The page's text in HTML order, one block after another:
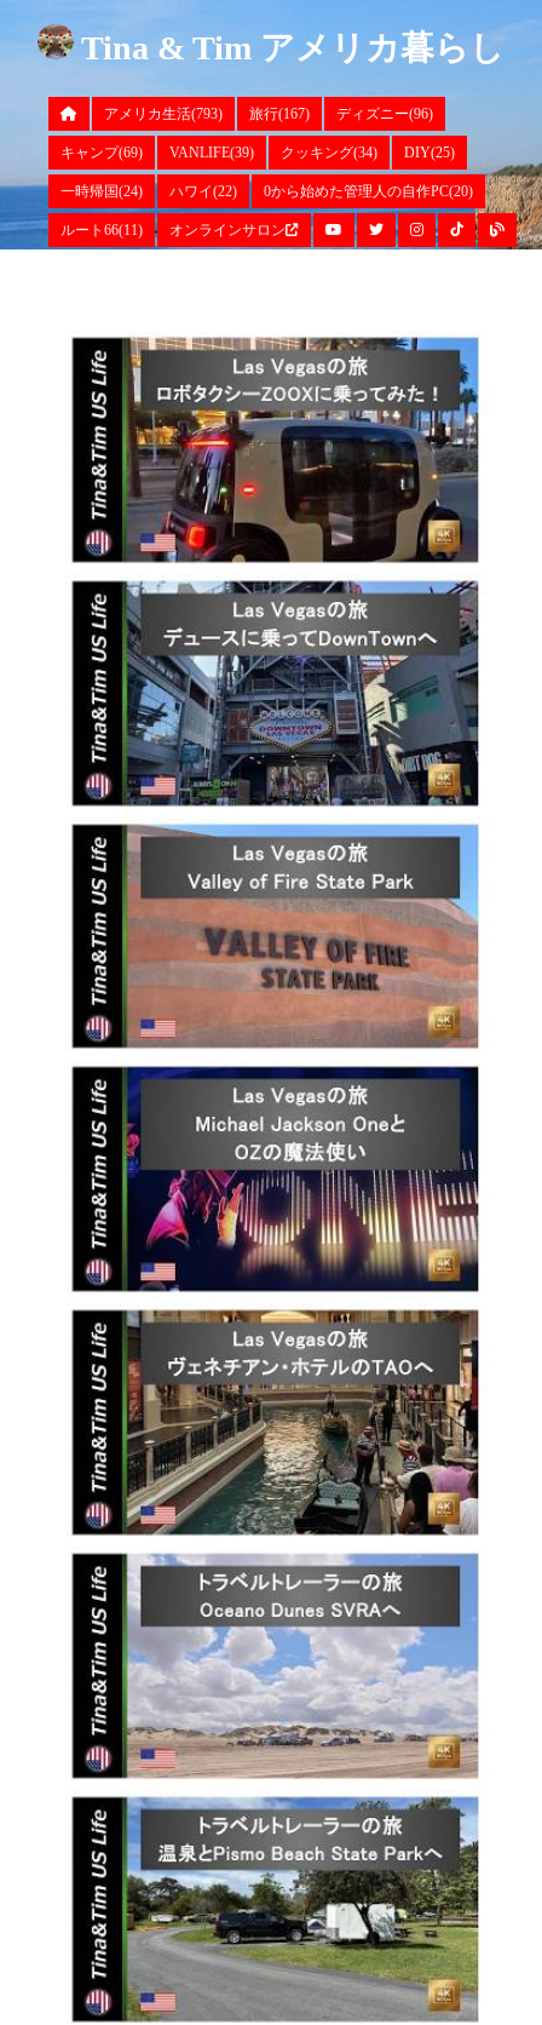
Tina & Tim アメリカ暮らし
アメリカ生活(793) 旅行(167) ディズニー(96)
キャンプ(69) VANLIFE(39) クッキング(34) DIY(25)
一時帰国(24) ハワイ(22) 0から始めた管理人の自作PC(20)
ルート66(11) オンラインサロン